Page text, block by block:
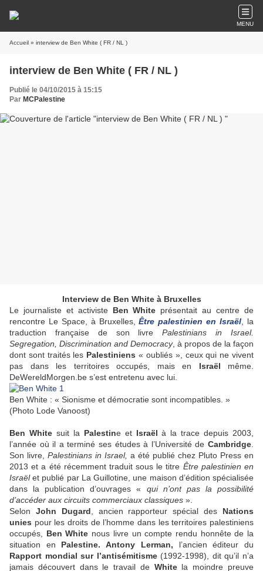
MENU
Accueil » interview de Ben White ( FR / NL )
interview de Ben White ( FR / NL )
Publié le 04/10/2015 à 15:15
Par MCPalestine
Interview de Ben White à Bruxelles
Le journaliste et activiste Ben White présentait au centre de
rencontre Le Space, à Bruxelles, Être palestinien en Israël
la
traduction française de son livrePalestinians in Israel.
Segregation, Discrimination and Democracy, à propos de la façon
dont sont traités les Palestiniens « oubliés », ceux qui ne vivent
pas dans les territoires occupés, mais en Israël même.
DeWereldMorgen.be s’est entretenu avec lui.
Ben White : « Sionisme et démocratie sont incompatibles. »
(Photo Lode Vanoost)
Ben Whitesuit la Palestine etIsraël à la trace depuis 2003,
l’année où il a terminé ses études à l’Université de Cambridge
Son livre, Palestinians in Israel, a été publié chez Pluto Press en
2013 et a été récemment traduit sous le titre Être palestinien en
Israëlet publié par La Guillotine, une maison d’édition spécialisée
dans la publication d’ouvrages « qui n’ont pas la possibilité
d’accéder aux circuits commerciaux classiques ».
Selon John Dugard , ancien rapporteur spécial des Nations
unies pour les droits de l’homme dans les territoires palestiniens
occupés, Ben White nous livre un compte rendu honnête de la
situation en Palestine. Antony Lerman, l’ancien éditeur du
Rapport mondial sur l’antisémitisme(1992-1998), dit qu’il n’a
jamais découvert dans le travail deWhitela moindre preuve